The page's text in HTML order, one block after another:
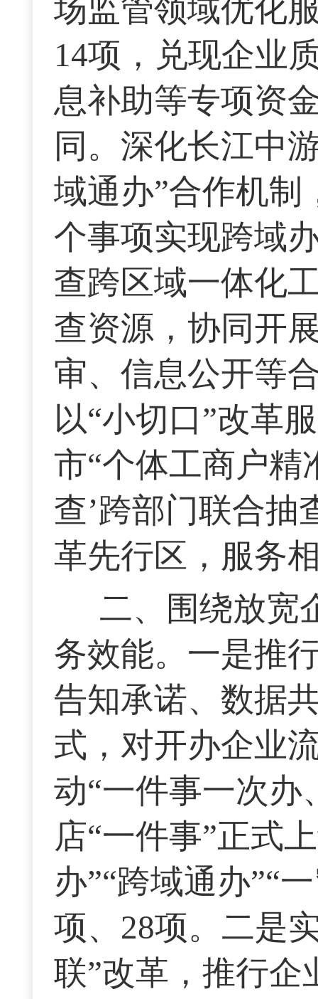
场监管领域优化
14项，兑现企业
息补助等专项资
同。深化长江中
域通办”合作机制
个事项实现跨域
查跨区域一体化
查资源，协同开
审、信息公开等
以“小切口”改革
市“个体工商户精
查’跨部门联合抽
革先行区，服务
二、围绕放宽
务效能。一是推
告知承诺、数据
式，对开办企业
动“一件事一次办
店“一件事”正式
办”“跨域通办”“
项、28项。二是
联”改革，推行企